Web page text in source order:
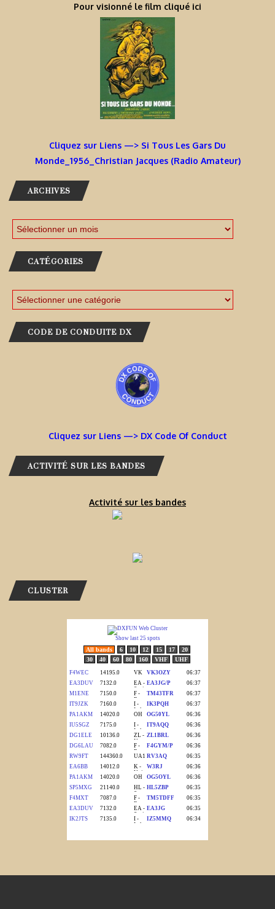
Pour visionné le film cliqué ici
Cliquez sur Liens —> Si Tous Les Gars Du
Monde_1956_Christian Jacques (Radio Amateur)
ARCHIVES
CATÉGORIES
CODE DE CONDUITE DX
Cliquez sur Liens —> DX Code Of Conduct
ACTIVITÉ SUR LES BANDES
Activité sur les bandes
CLUSTER